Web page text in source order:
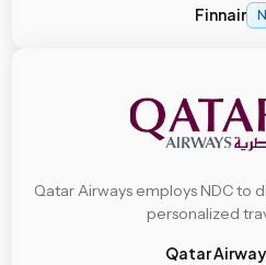
Finnair
Qatar Airways employs NDC to
personalized
Qatar